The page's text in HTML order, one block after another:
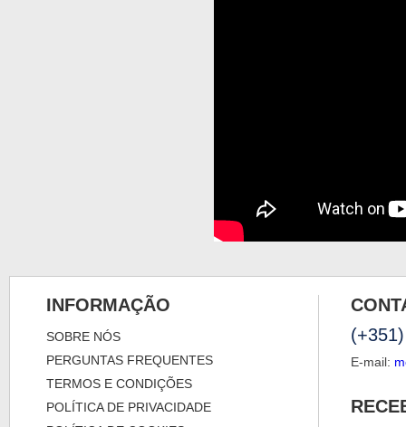
INFORMAÇÃO
SOBRE NÓS
PERGUNTAS FREQUENTES
TERMOS E CONDIÇÕES
POLÍTICA DE PRIVACIDADE
E-mail: